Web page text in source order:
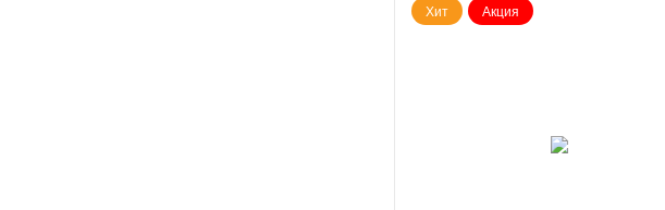
Хит Акция